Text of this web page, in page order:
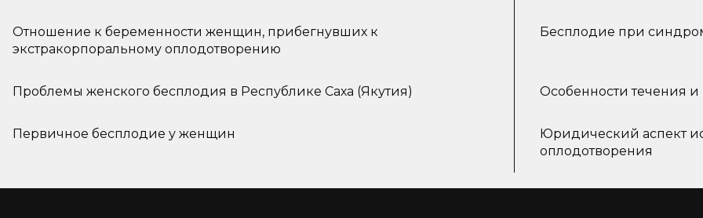
Отношение к беременности женщин, прибегнувших к
экстракорпоральному оплодотворению
Бесплодие при
Проблемы женского бесплодия в Республике Саха (Якутия) Особенности течения
Первичное бесплодие у женщин
Юридический аспект
оплодотворения